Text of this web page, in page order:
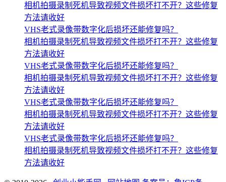
相机拍摄录制死机导致视频文件损坏打不开？这些修复
方法请收好
VHS老式录像带数字化后损坏还能修复吗？
相机拍摄录制死机导致视频文件损坏打不开？这些修复
方法请收好
VHS老式录像带数字化后损坏还能修复吗？
相机拍摄录制死机导致视频文件损坏打不开？这些修复
方法请收好
VHS老式录像带数字化后损坏还能修复吗？
相机拍摄录制死机导致视频文件损坏打不开？这些修复
方法请收好
VHS老式录像带数字化后损坏还能修复吗？
相机拍摄录制死机导致视频文件损坏打不开？这些修复
方法请收好